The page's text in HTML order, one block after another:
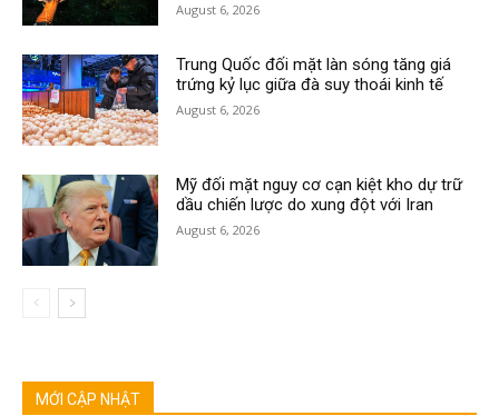
August 6, 2026
Trung Quốc đối mặt làn sóng tăng giá
trứng kỷ lục giữa đà suy thoái kinh tế
August 6, 2026
Mỹ đối mặt nguy cơ cạn kiệt kho dự trữ
dầu chiến lược do xung đột với Iran
August 6, 2026
MỚI CẬP NHẬT